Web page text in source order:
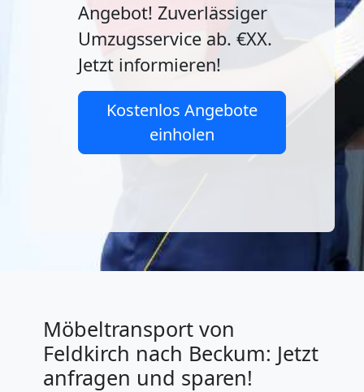
Angebot! Zuverlässiger
Umzugsservice ab. €XX.
Jetzt informieren!
Kostenlos Angebote
einholen
Möbeltransport von
Feldkirch nach Beckum: Jetzt
anfragen und sparen!